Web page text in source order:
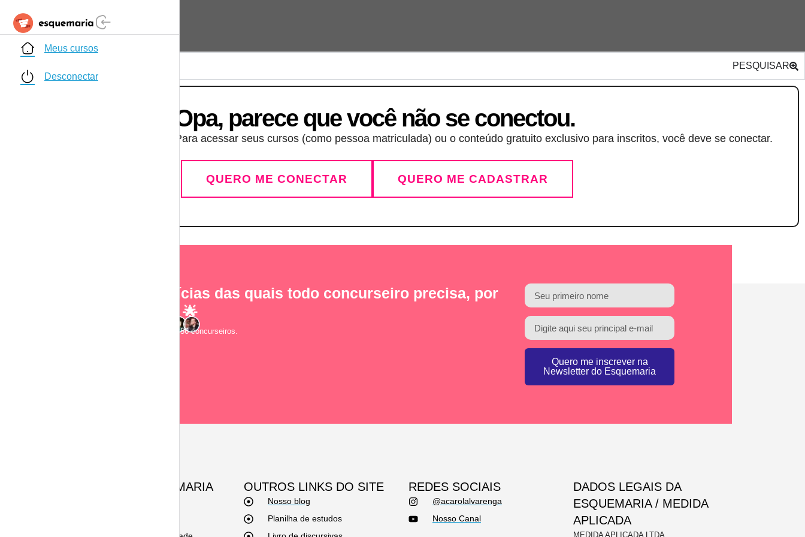
Meus cursos
Desconectar
PESQUISAR
Opa, parece que você não se conectou.
Para acessar seus cursos (como pessoa matriculada) ou o conteúdo gratuito exclusivo para inscritos, você deve se conectar.
QUERO ME CONECTAR QUERO ME CADASTRAR
As notícias das quais todo concurseiro precisa, por
e-mail! 🌟
Junte-se a 2.856 concurseiros.
Quero me inscrever na
Newsletter do Esquemaria
SOBRE A ESQUEMARIA OUTROS LINKS DO SITE
Nosso blog
Planilha de estudos
REDES SOCIAIS
@acarolalvarenga
Nosso Canal
DADOS LEGAIS DA
ESQUEMARIA / MEDIDA
APLICADA
MEDIDA APLICADA LTDA